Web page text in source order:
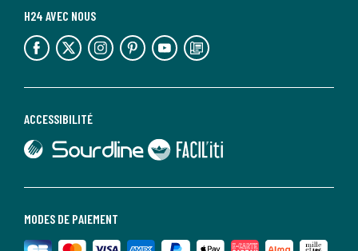
MODES DE PAIEMENT
ACCESSIBILITÉ
lien vers Sourdline
lien vers Faciliti
H24 AVEC NOUS
lien vers l'espace réseaux sociaux lien vers l'espace réseaux sociaux lien vers l'espace réseaux sociaux lien vers l'espace réseaux sociaux lien vers l'espace réseaux sociaux lien vers le blog la redoute